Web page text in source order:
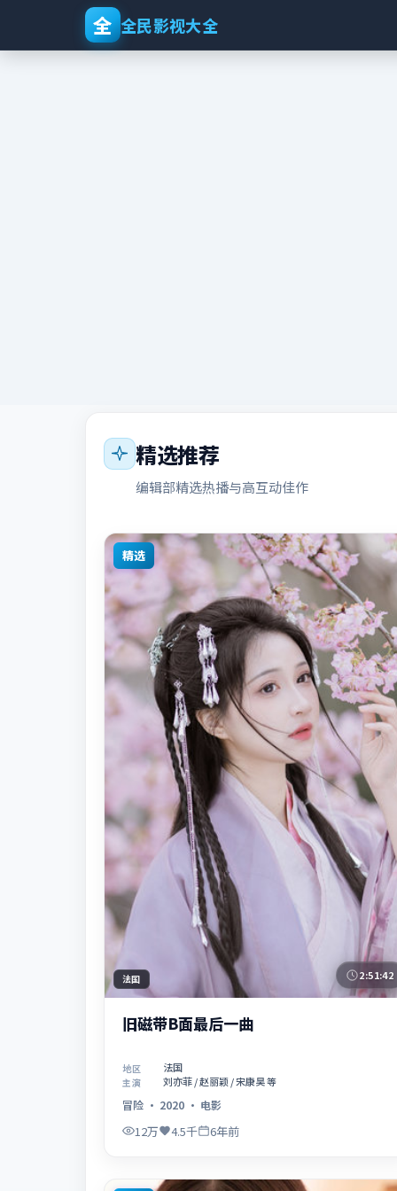
全 全民影视大全
精选推荐
编辑部精选热播与高互动佳作
精选
法国 2:51:42
旧磁带B面最后一曲
地区 法国
主演 刘亦菲 / 赵丽颖 / 宋康昊 等
冒险 · 2020 · 电影
12万 4.5千 6年前